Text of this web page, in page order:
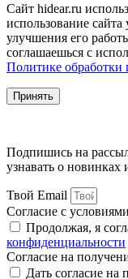
Сайт hidear.ru
использование сайта
улучшения его
соглашаешься с
Политике
Принять
Подпишись на
узнавать о
Твой Email
Согласие с
Продолжая, я
конфиденциальности
Согласие на
Дать согласие